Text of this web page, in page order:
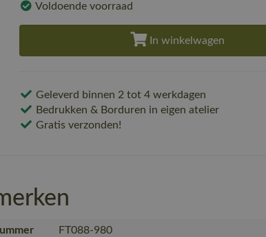
Voldoende voorraad
In winkelwagen
Geleverd binnen 2 tot 4 werkdagen
Bedrukken & Borduren in eigen atelier
Gratis verzonden!
FT088-980